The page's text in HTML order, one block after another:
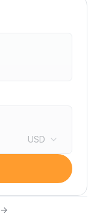
USD
→